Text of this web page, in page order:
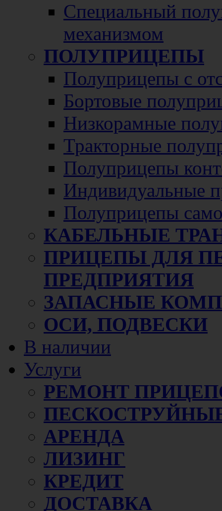
Специальный
механизмом
ПОЛУПРИЦЕПЫ
Полуприцепы с
Бортовые
Низкорамные
Тракторные
Полуприцепы
Индивидуальные
Полуприцепы
КАБЕЛЬНЫЕ
ПРИЦЕПЫ ДЛЯ
ПРЕДПРИЯТИЯ
ЗАПАСНЫЕ
ОСИ, ПОДВЕСКИ
В наличии
Услуги
РЕМОНТ
АРЕНДА
ЛИЗИНГ
КРЕДИТ
ДОСТАВКА